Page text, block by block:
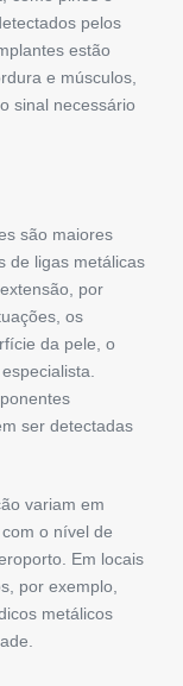
pelos
estão
e músculos,
sinal necessário
são maiores
de ligas metálicas
por
os
da pele, o
ser detectadas
variam em
o nível de
Em locais
por exemplo,
metálicos